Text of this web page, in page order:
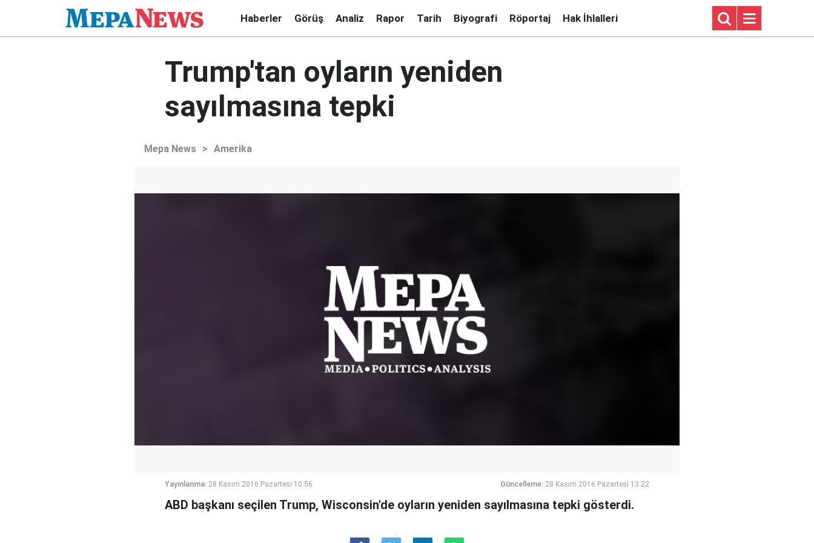
Haberler Görüş Analiz Rapor Tarih Biyografi Röportaj Hak İhlalleri
Trump'tan oyların yeniden
sayılmasına tepki
Mepa News > Amerika
Yayınlanma: 28 Kasım 2016 Pazartesi 10:56 Güncelleme: 28 Kasım 2016 Pazartesi 13:22
ABD başkanı seçilen Trump, Wisconsin'de oyların yeniden sayılmasına tepki gösterdi.